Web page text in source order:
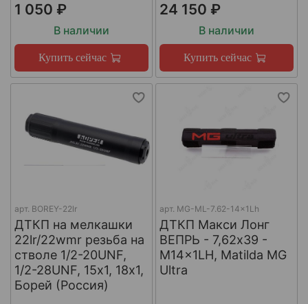
1 050 ₽
В наличии
Купить сейчас
24 150 ₽
В наличии
Купить сейчас
арт. BOREY-22lr
ДТКП на мелкашки
22lr/22wmr резьба на
стволе 1/2-20UNF,
1/2-28UNF, 15х1, 18х1,
Борей (Россия)
арт. MG-ML-7.62-14x1Lh
ДТКП Макси Лонг
ВЕПРЬ - 7,62x39 -
M14x1LH, Matilda MG
Ultra